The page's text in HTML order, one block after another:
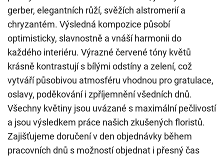
gerber, elegantních růží, svěžích alstromerií a
chryzantém. Výsledná kompozice působí
optimisticky, slavnostně a vnáší harmonii do
každého interiéru. Výrazné červené tóny květů
krásně kontrastují s bílými odstíny a zelení, což
vytváří působivou atmosféru vhodnou pro gratulace,
oslavy, poděkování i zpříjemnění všedních dnů.
Všechny květiny jsou uvázané s maximální pečlivostí
a jsou výsledkem práce našich zkušených floristů.
Zajišťujeme doručení v den objednávky během
pracovních dnů s možností objednat i přesný čas